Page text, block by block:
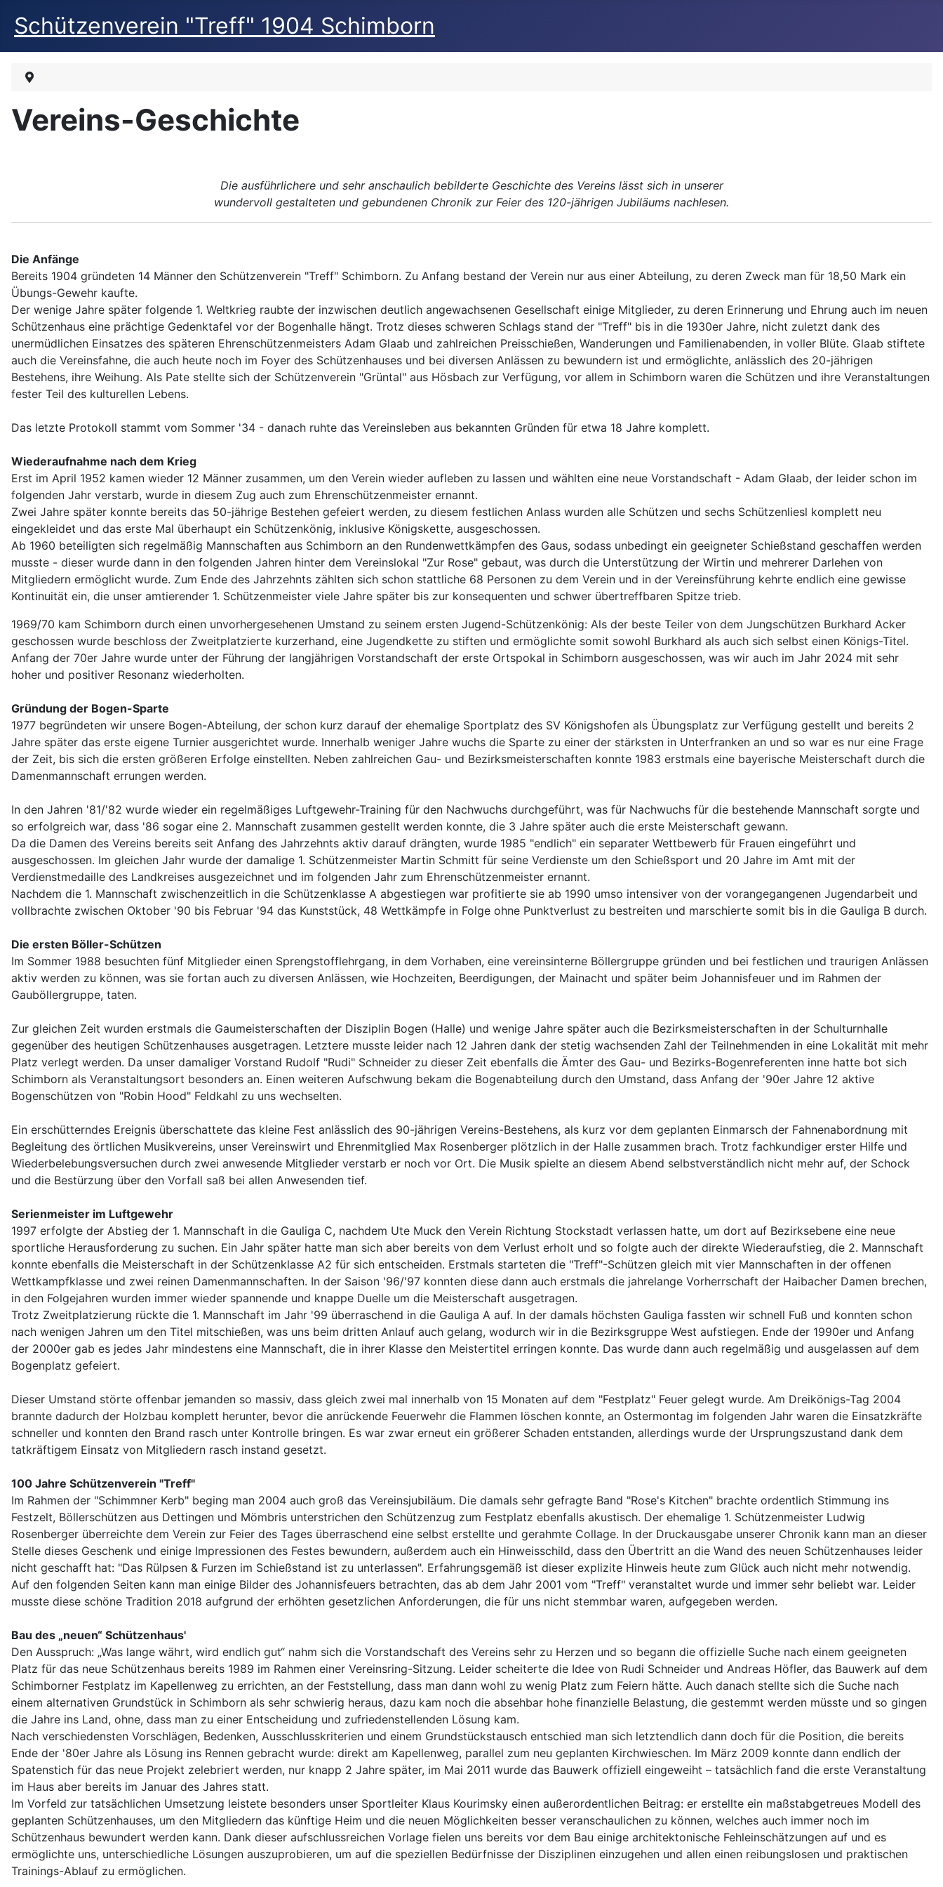
Schützenverein "Treff" 1904 Schimborn
Vereins-Geschichte
Die ausführlichere und sehr anschaulich bebilderte Geschichte des Vereins lässt sich in unserer
wundervoll gestalteten und gebundenen Chronik zur Feier des 120-jährigen Jubiläums nachlesen.
Die Anfänge
Bereits 1904 gründeten 14 Männer den Schützenverein "Treff" Schimborn. Zu Anfang bestand der Verein nur aus einer Abteilung, zu deren Zweck man für 18,50 Mark ein
Übungs-Gewehr kaufte.
Der wenige Jahre später folgende 1. Weltkrieg raubte der inzwischen deutlich angewachsenen Gesellschaft einige Mitglieder, zu deren Erinnerung und Ehrung auch im neuen
Schützenhaus eine prächtige Gedenktafel vor der Bogenhalle hängt. Trotz dieses schweren Schlags stand der "Treff" bis in die 1930er Jahre, nicht zuletzt dank des
unermüdlichen Einsatzes des späteren Ehrenschützenmeisters Adam Glaab und zahlreichen Preisschießen, Wanderungen und Familienabenden, in voller Blüte. Glaab stiftete
auch die Vereinsfahne, die auch heute noch im Foyer des Schützenhauses und bei diversen Anlässen zu bewundern ist und ermöglichte, anlässlich des 20-jährigen
Bestehens, ihre Weihung. Als Pate stellte sich der Schützenverein "Grüntal" aus Hösbach zur Verfügung, vor allem in Schimborn waren die Schützen und ihre Veranstaltungen
fester Teil des kulturellen Lebens.
Das letzte Protokoll stammt vom Sommer '34 - danach ruhte das Vereinsleben aus bekannten Gründen für etwa 18 Jahre komplett.
Wiederaufnahme nach dem Krieg
Erst im April 1952 kamen wieder 12 Männer zusammen, um den Verein wieder aufleben zu lassen und wählten eine neue Vorstandschaft - Adam Glaab, der leider schon im
folgenden Jahr verstarb, wurde in diesem Zug auch zum Ehrenschützenmeister ernannt.
Zwei Jahre später konnte bereits das 50-jährige Bestehen gefeiert werden, zu diesem festlichen Anlass wurden alle Schützen und sechs Schützenliesl komplett neu
eingekleidet und das erste Mal überhaupt ein Schützenkönig, inklusive Königskette, ausgeschossen.
Ab 1960 beteiligten sich regelmäßig Mannschaften aus Schimborn an den Rundenwettkämpfen des Gaus, sodass unbedingt ein geeigneter Schießstand geschaffen werden
musste - dieser wurde dann in den folgenden Jahren hinter dem Vereinslokal "Zur Rose" gebaut, was durch die Unterstützung der Wirtin und mehrerer Darlehen von
Mitgliedern ermöglicht wurde. Zum Ende des Jahrzehnts zählten sich schon stattliche 68 Personen zu dem Verein und in der Vereinsführung kehrte endlich eine gewisse
Kontinuität ein, die unser amtierender 1. Schützenmeister viele Jahre später bis zur konsequenten und schwer übertreffbaren Spitze trieb.
1969/70 kam Schimborn durch einen unvorhergesehenen Umstand zu seinem ersten Jugend-Schützenkönig: Als der beste Teiler von dem Jungschützen Burkhard Acker
geschossen wurde beschloss der Zweitplatzierte kurzerhand, eine Jugendkette zu stiften und ermöglichte somit sowohl Burkhard als auch sich selbst einen Königs-Titel.
Anfang der 70er Jahre wurde unter der Führung der langjährigen Vorstandschaft der erste Ortspokal in Schimborn ausgeschossen, was wir auch im Jahr 2024 mit sehr
hoher und positiver Resonanz wiederholten.
Gründung der Bogen-Sparte
1977 begründeten wir unsere Bogen-Abteilung, der schon kurz darauf der ehemalige Sportplatz des SV Königshofen als Übungsplatz zur Verfügung gestellt und bereits 2
Jahre später das erste eigene Turnier ausgerichtet wurde. Innerhalb weniger Jahre wuchs die Sparte zu einer der stärksten in Unterfranken an und so war es nur eine Frage
der Zeit, bis sich die ersten größeren Erfolge einstellten. Neben zahlreichen Gau- und Bezirksmeisterschaften konnte 1983 erstmals eine bayerische Meisterschaft durch die
Damenmannschaft errungen werden.
In den Jahren '81/'82 wurde wieder ein regelmäßiges Luftgewehr-Training für den Nachwuchs durchgeführt, was für Nachwuchs für die bestehende Mannschaft sorgte und
so erfolgreich war, dass '86 sogar eine 2. Mannschaft zusammen gestellt werden konnte, die 3 Jahre später auch die erste Meisterschaft gewann.
Da die Damen des Vereins bereits seit Anfang des Jahrzehnts aktiv darauf drängten, wurde 1985 "endlich" ein separater Wettbewerb für Frauen eingeführt und
ausgeschossen. Im gleichen Jahr wurde der damalige 1. Schützenmeister Martin Schmitt für seine Verdienste um den Schießsport und 20 Jahre im Amt mit der
Verdienstmedaille des Landkreises ausgezeichnet und im folgenden Jahr zum Ehrenschützenmeister ernannt.
Nachdem die 1. Mannschaft zwischenzeitlich in die Schützenklasse A abgestiegen war profitierte sie ab 1990 umso intensiver von der vorangegangenen Jugendarbeit und
vollbrachte zwischen Oktober '90 bis Februar '94 das Kunststück, 48 Wettkämpfe in Folge ohne Punktverlust zu bestreiten und marschierte somit bis in die Gauliga B durch.
Die ersten Böller-Schützen
Im Sommer 1988 besuchten fünf Mitglieder einen Sprengstofflehrgang, in dem Vorhaben, eine vereinsinterne Böllergruppe gründen und bei festlichen und traurigen Anlässen
aktiv werden zu können, was sie fortan auch zu diversen Anlässen, wie Hochzeiten, Beerdigungen, der Mainacht und später beim Johannisfeuer und im Rahmen der
Gauböllergruppe, taten.
Zur gleichen Zeit wurden erstmals die Gaumeisterschaften der Disziplin Bogen (Halle) und wenige Jahre später auch die Bezirksmeisterschaften in der Schulturnhalle
gegenüber des heutigen Schützenhauses ausgetragen. Letztere musste leider nach 12 Jahren dank der stetig wachsenden Zahl der Teilnehmenden in eine Lokalität mit mehr
Platz verlegt werden. Da unser damaliger Vorstand Rudolf "Rudi" Schneider zu dieser Zeit ebenfalls die Ämter des Gau- und Bezirks-Bogenreferenten inne hatte bot sich
Schimborn als Veranstaltungsort besonders an. Einen weiteren Aufschwung bekam die Bogenabteilung durch den Umstand, dass Anfang der '90er Jahre 12 aktive
Bogenschützen von "Robin Hood" Feldkahl zu uns wechselten.
Ein erschütterndes Ereignis überschattete das kleine Fest anlässlich des 90-jährigen Vereins-Bestehens, als kurz vor dem geplanten Einmarsch der Fahnenabordnung mit
Begleitung des örtlichen Musikvereins, unser Vereinswirt und Ehrenmitglied Max Rosenberger plötzlich in der Halle zusammen brach. Trotz fachkundiger erster Hilfe und
Wiederbelebungsversuchen durch zwei anwesende Mitglieder verstarb er noch vor Ort. Die Musik spielte an diesem Abend selbstverständlich nicht mehr auf, der Schock
und die Bestürzung über den Vorfall saß bei allen Anwesenden tief.
Serienmeister im Luftgewehr
1997 erfolgte der Abstieg der 1. Mannschaft in die Gauliga C, nachdem Ute Muck den Verein Richtung Stockstadt verlassen hatte, um dort auf Bezirksebene eine neue
sportliche Herausforderung zu suchen. Ein Jahr später hatte man sich aber bereits von dem Verlust erholt und so folgte auch der direkte Wiederaufstieg, die 2. Mannschaft
konnte ebenfalls die Meisterschaft in der Schützenklasse A2 für sich entscheiden. Erstmals starteten die "Treff"-Schützen gleich mit vier Mannschaften in der offenen
Wettkampfklasse und zwei reinen Damenmannschaften. In der Saison '96/'97 konnten diese dann auch erstmals die jahrelange Vorherrschaft der Haibacher Damen brechen,
in den Folgejahren wurden immer wieder spannende und knappe Duelle um die Meisterschaft ausgetragen.
Trotz Zweitplatzierung rückte die 1. Mannschaft im Jahr '99 überraschend in die Gauliga A auf. In der damals höchsten Gauliga fassten wir schnell Fuß und konnten schon
nach wenigen Jahren um den Titel mitschießen, was uns beim dritten Anlauf auch gelang, wodurch wir in die Bezirksgruppe West aufstiegen. Ende der 1990er und Anfang
der 2000er gab es jedes Jahr mindestens eine Mannschaft, die in ihrer Klasse den Meistertitel erringen konnte. Das wurde dann auch regelmäßig und ausgelassen auf dem
Bogenplatz gefeiert.
Dieser Umstand störte offenbar jemanden so massiv, dass gleich zwei mal innerhalb von 15 Monaten auf dem "Festplatz" Feuer gelegt wurde. Am Dreikönigs-Tag 2004
brannte dadurch der Holzbau komplett herunter, bevor die anrückende Feuerwehr die Flammen löschen konnte, an Ostermontag im folgenden Jahr waren die Einsatzkräfte
schneller und konnten den Brand rasch unter Kontrolle bringen. Es war zwar erneut ein größerer Schaden entstanden, allerdings wurde der Ursprungszustand dank dem
tatkräftigem Einsatz von Mitgliedern rasch instand gesetzt.
100 Jahre Schützenverein "Treff"
Im Rahmen der "Schimmner Kerb" beging man 2004 auch groß das Vereinsjubiläum. Die damals sehr gefragte Band "Rose's Kitchen" brachte ordentlich Stimmung ins
Festzelt, Böllerschützen aus Dettingen und Mömbris unterstrichen den Schützenzug zum Festplatz ebenfalls akustisch. Der ehemalige 1. Schützenmeister Ludwig
Rosenberger überreichte dem Verein zur Feier des Tages überraschend eine selbst erstellte und gerahmte Collage. In der Druckausgabe unserer Chronik kann man an dieser
Stelle dieses Geschenk und einige Impressionen des Festes bewundern, außerdem auch ein Hinweisschild, dass den Übertritt an die Wand des neuen Schützenhauses leider
nicht geschafft hat: "Das Rülpsen & Furzen im Schießstand ist zu unterlassen". Erfahrungsgemäß ist dieser explizite Hinweis heute zum Glück auch nicht mehr notwendig.
Auf den folgenden Seiten kann man einige Bilder des Johannisfeuers betrachten, das ab dem Jahr 2001 vom "Treff" veranstaltet wurde und immer sehr beliebt war. Leider
musste diese schöne Tradition 2018 aufgrund der erhöhten gesetzlichen Anforderungen, die für uns nicht stemmbar waren, aufgegeben werden.
Bau des „neuen“ Schützenhaus'
Den Ausspruch: „Was lange währt, wird endlich gut“ nahm sich die Vorstandschaft des Vereins sehr zu Herzen und so begann die offizielle Suche nach einem geeigneten
Platz für das neue Schützenhaus bereits 1989 im Rahmen einer Vereinsring-Sitzung. Leider scheiterte die Idee von Rudi Schneider und Andreas Höfler, das Bauwerk auf dem
Schimborner Festplatz im Kapellenweg zu errichten, an der Feststellung, dass man dann wohl zu wenig Platz zum Feiern hätte. Auch danach stellte sich die Suche nach
einem alternativen Grundstück in Schimborn als sehr schwierig heraus, dazu kam noch die absehbar hohe finanzielle Belastung, die gestemmt werden müsste und so gingen
die Jahre ins Land, ohne, dass man zu einer Entscheidung und zufriedenstellenden Lösung kam.
Nach verschiedensten Vorschlägen, Bedenken, Ausschlusskriterien und einem Grundstückstausch entschied man sich letztendlich dann doch für die Position, die bereits
Ende der '80er Jahre als Lösung ins Rennen gebracht wurde: direkt am Kapellenweg, parallel zum neu geplanten Kirchwieschen. Im März 2009 konnte dann endlich der
Spatenstich für das neue Projekt zelebriert werden, nur knapp 2 Jahre später, im Mai 2011 wurde das Bauwerk offiziell eingeweiht – tatsächlich fand die erste Veranstaltung
im Haus aber bereits im Januar des Jahres statt.
Im Vorfeld zur tatsächlichen Umsetzung leistete besonders unser Sportleiter Klaus Kourimsky einen außerordentlichen Beitrag: er erstellte ein maßstabgetreues Modell des
geplanten Schützenhauses, um den Mitgliedern das künftige Heim und die neuen Möglichkeiten besser veranschaulichen zu können, welches auch immer noch im
Schützenhaus bewundert werden kann. Dank dieser aufschlussreichen Vorlage fielen uns bereits vor dem Bau einige architektonische Fehleinschätzungen auf und es
ermöglichte uns, unterschiedliche Lösungen auszuprobieren, um auf die speziellen Bedürfnisse der Disziplinen einzugehen und allen einen reibungslosen und praktischen
Trainings-Ablauf zu ermöglichen.